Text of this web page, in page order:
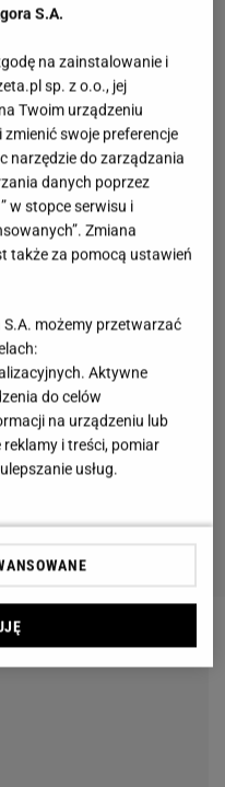
S.A.
na zainstalowanie i
sp. z o.o., jej
Twoim urządzeniu
swoje preferencje
narzędzie do zarządzania
danych poprzez
w stopce serwisu i
Zmiana
także za pomocą ustawień
możemy przetwarzać
Aktywne
do celów
na urządzeniu lub
i treści, pomiar
usług.